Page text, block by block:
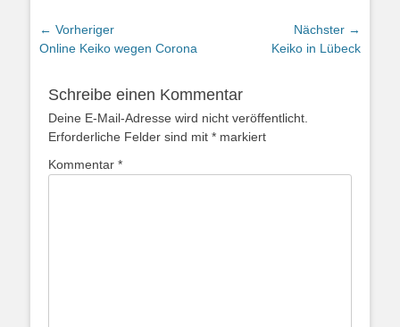
Beitragsnavigation
← Vorheriger
Vorheriger
Online Keiko wegen Corona
Nächster →
Keiko in Lübeck
Schreibe einen Kommentar
Deine E-Mail-Adresse wird nicht veröffentlicht.
Erforderliche Felder sind mit * markiert
Kommentar *